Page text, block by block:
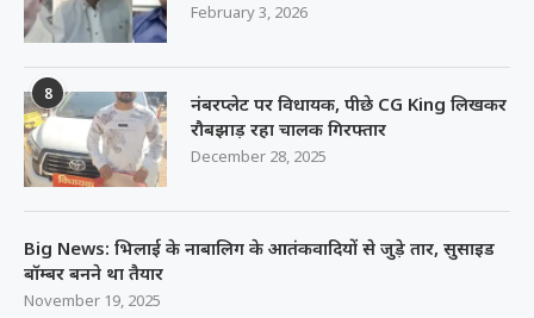
February 3, 2026
8
नंबरप्लेट पर विधायक, पीछे CG King लिखकर
रौबझाड़ रहा चालक गिरफ्तार
December 28, 2025
Big News: भिलाई के नाबालिग के आतंकवादियों से जुड़े तार, सुसाइड
बॉम्बर बनने था तैयार
November 19, 2025